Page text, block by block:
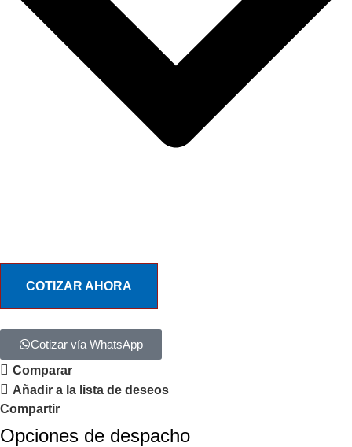
COTIZAR AHORA
Cotizar vía WhatsApp
Comparar
Añadir a la lista de deseos
Compartir
Opciones de despacho